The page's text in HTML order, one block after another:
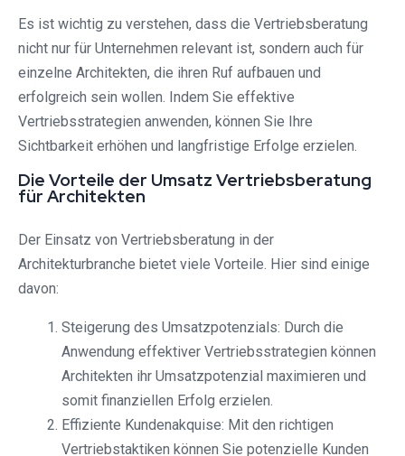
Es ist wichtig zu verstehen, dass die Vertriebsberatung
nicht nur für Unternehmen relevant ist, sondern auch für
einzelne Architekten, die ihren Ruf aufbauen und
erfolgreich sein wollen. Indem Sie effektive
Vertriebsstrategien anwenden, können Sie Ihre
Sichtbarkeit erhöhen und langfristige Erfolge erzielen.
Die Vorteile der Umsatz Vertriebsberatung
für Architekten
Der Einsatz von Vertriebsberatung in der
Architekturbranche bietet viele Vorteile. Hier sind einige
davon:
Steigerung des Umsatzpotenzials: Durch die
Anwendung effektiver Vertriebsstrategien können
Architekten ihr Umsatzpotenzial maximieren und
somit finanziellen Erfolg erzielen.
Effiziente Kundenakquise: Mit den richtigen
Vertriebstaktiken können Sie potenzielle Kunden